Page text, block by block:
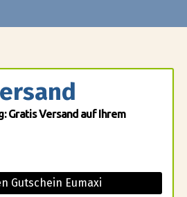
Gratis Versand auf Ihrem
Gutschein Eumaxi